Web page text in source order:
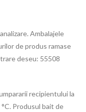
Ambalajele
de produs ramase
deseu: 55508
recipientului la
Produsul bait de